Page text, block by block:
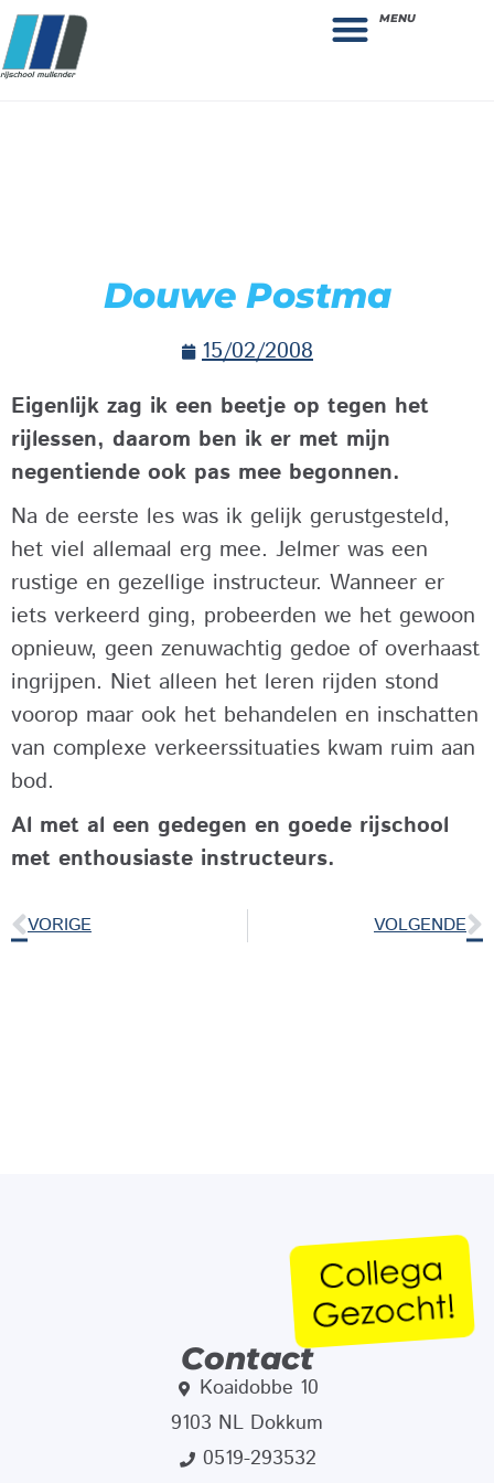
MENU
Douwe Postma
15/02/2008
Eigenlijk zag ik een beetje op tegen het
rijlessen, daarom ben ik er met mijn
negentiende ook pas mee begonnen.
Na de eerste les was ik gelijk gerustgesteld,
het viel allemaal erg mee. Jelmer was een
rustige en gezellige instructeur. Wanneer er
iets verkeerd ging, probeerden we het gewoon
opnieuw, geen zenuwachtig gedoe of overhaast
ingrijpen. Niet alleen het leren rijden stond
voorop maar ook het behandelen en inschatten
van complexe verkeerssituaties kwam ruim aan
bod.
Al met al een gedegen en goede rijschool
met enthousiaste instructeurs.
VORIGE VOLGENDE
Contact
Koaidobbe 10
9103 NL Dokkum
0519-293532